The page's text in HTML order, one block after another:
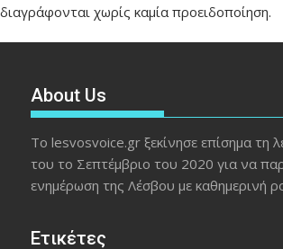
διαγράφονται χωρίς καμία προειδοποίηση.
About Us
Το lesvosvoice.gr ξεκίνησε επίσημα τη
του το Σεπτέμβριο του 2020 για να
ενημέρωση της Λέσβου με καθημερινή
Ετικέτες